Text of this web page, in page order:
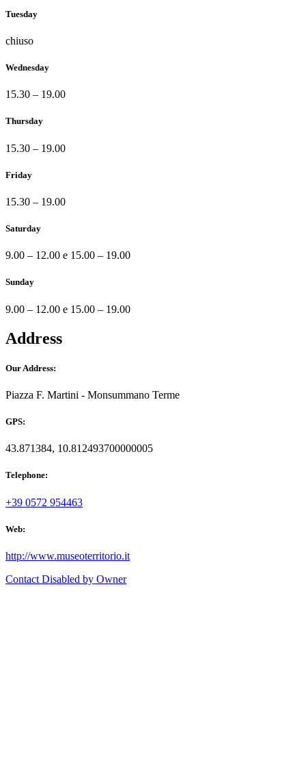
Tuesday
chiuso
Wednesday
15.30 – 19.00
Thursday
15.30 – 19.00
Friday
15.30 – 19.00
Saturday
9.00 – 12.00 e 15.00 – 19.00
Sunday
9.00 – 12.00 e 15.00 – 19.00
Address
Our Address:
Piazza F. Martini - Monsummano Terme
GPS:
43.871384, 10.812493700000005
Telephone:
+39 0572 954463
Web:
http://www.museoterritorio.it
Contact Disabled by Owner